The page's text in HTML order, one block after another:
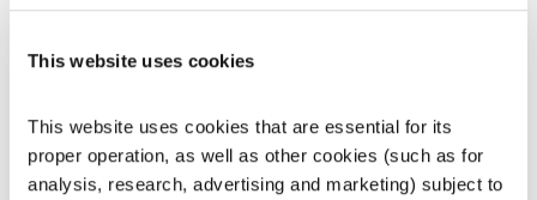
This website uses cookies
This website uses cookies that are essential for its
proper operation, as well as other cookies (such as for
analysis, research, advertising and marketing) subject to
רוח על המים – 2.2.19
רוח על המים
רובן להב
02.02.19
02:00:33